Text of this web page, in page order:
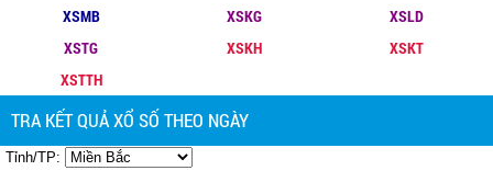
XSMB XSKG
XSLD
XSTG
XSKH
XSKT
XSTTH
TRA KẾT QUẢ XỔ SỐ THEO NGÀY
Tỉnh/TP: